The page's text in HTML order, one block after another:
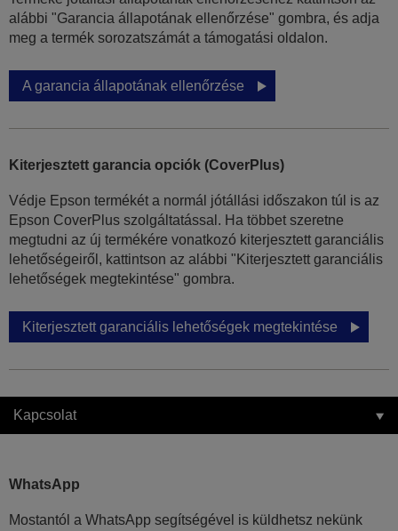
alábbi "Garancia állapotának ellenőrzése" gombra, és adja
meg a termék sorozatszámát a támogatási oldalon.
A garancia állapotának ellenőrzése
Kiterjesztett garancia opciók (CoverPlus)
Védje Epson termékét a normál jótállási időszakon túl is az
Epson CoverPlus szolgáltatással. Ha többet szeretne
megtudni az új termékére vonatkozó kiterjesztett garanciális
lehetőségeiről, kattintson az alábbi "Kiterjesztett garanciális
lehetőségek megtekintése" gombra.
Kiterjesztett garanciális lehetőségek megtekintése
Kapcsolat
WhatsApp
Mostantól a WhatsApp segítségével is küldhetsz nekünk